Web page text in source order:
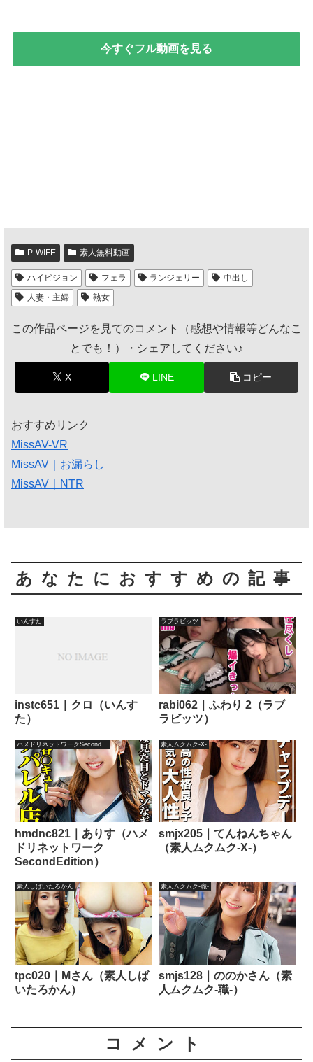
今すぐフル動画を見る
P-WIFE 素人無料動画
ハイビジョン フェラ ランジェリー
中出し
人妻・主婦
熟女
この作品ページを見てのコメント（感想や情報等どんなこ
とでも！）・シェアしてください♪
X LINE コピー
おすすめリンク
MissAV-VR
MissAV｜お漏らし
MissAV｜NTR
あなたにおすすめの記事
いんすた
instc651｜クロ（いんす
た）
ラブラビッツ
rabi062｜ふわり 2（ラブ
ラビッツ）
hmdnc821｜ありす（ハメ
ドリネットワーク
SecondEdition）
素人ムクムク-X-
smjx205｜てんねんちゃん
（素人ムクムク-X-）
素人しばいたろかん
tpc020｜Mさん（素人しば
いたろかん）
素人ムクムク-職-
smjs128｜ののかさん（素
人ムクムク-職-）
コメント